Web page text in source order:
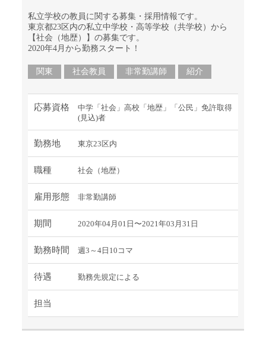
私立学校の教員に関する募集・採用情報です。
東京都23区内の私立中学校・高等学校（共学校）から
【社会（地歴）】の募集です。
2020年4月から勤務スタート！
関東 社会教員 非常勤講師 紹介
応募資格
中学「社会」高校「地歴」「公民」免許取得
(見込)者
勤務地 東京23区内
職種 社会（地歴）
雇用形態 非常勤講師
期間 2020年04月01日〜2021年03月31日
勤務時間 週3～4日10コマ
待遇 勤務先規定による
担当